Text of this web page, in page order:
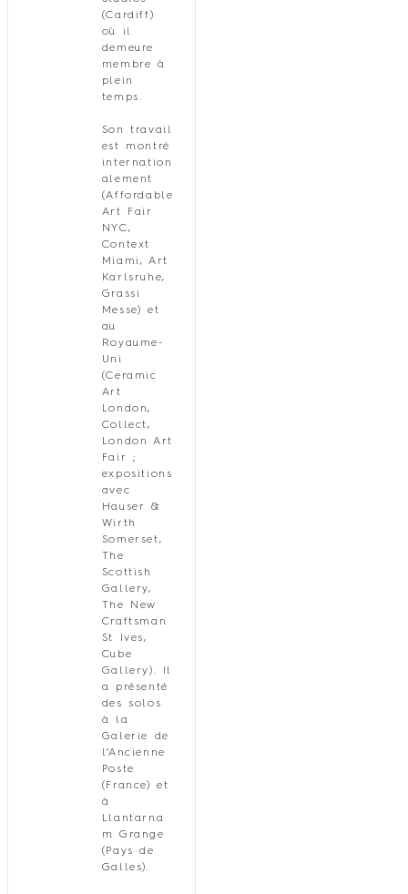
(Cardiff)
où il
demeure
membre à
plein
temps.
Son travail
est montré
internation
alement
(Affordable
Art Fair
NYC,
Context
Miami, Art
Karlsruhe,
Grassi
Messe) et
au
Royaume-
Uni
(Ceramic
Art
London,
Collect,
London Art
Fair ;
expositions
avec
Hauser &
Wirth
Somerset,
The
Scottish
Gallery,
The New
Craftsman
St Ives,
Cube
Gallery). Il
a présenté
des solos
à la
Galerie de
l’Ancienne
Poste
(France) et
à
Llantarna
m Grange
(Pays de
Galles).